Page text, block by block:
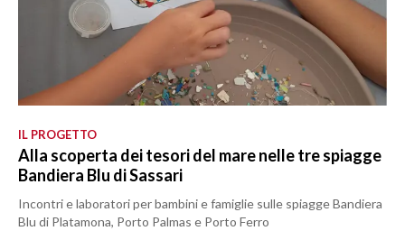
IL PROGETTO
Alla scoperta dei tesori del mare nelle tre spiagge
Bandiera Blu di Sassari
Incontri e laboratori per bambini e famiglie sulle spiagge Bandiera
Blu di Platamona, Porto Palmas e Porto Ferro